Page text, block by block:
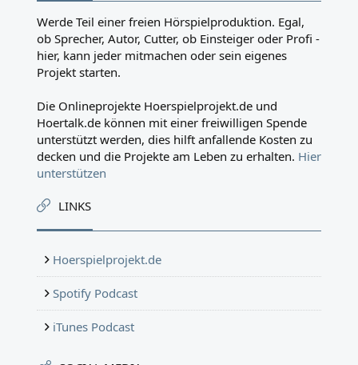
Werde Teil einer freien Hörspielproduktion. Egal,
ob Sprecher, Autor, Cutter, ob Einsteiger oder Profi -
hier, kann jeder mitmachen oder sein eigenes
Projekt starten.
Die Onlineprojekte Hoerspielprojekt.de und
Hoertalk.de können mit einer freiwilligen Spende
unterstützt werden, dies hilft anfallende Kosten zu
decken und die Projekte am Leben zu erhalten. Hier
unterstützen
LINKS
Hoerspielprojekt.de
Spotify Podcast
iTunes Podcast